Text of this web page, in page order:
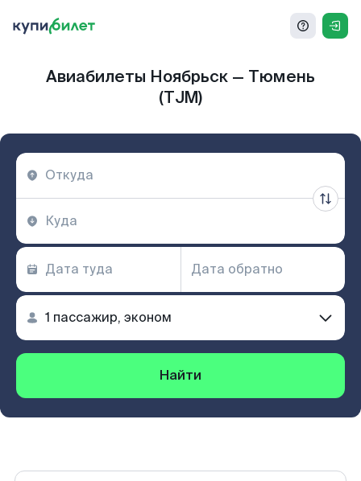
Авиабилеты Ноябрьск — Тюмень
(TJM)
Найти